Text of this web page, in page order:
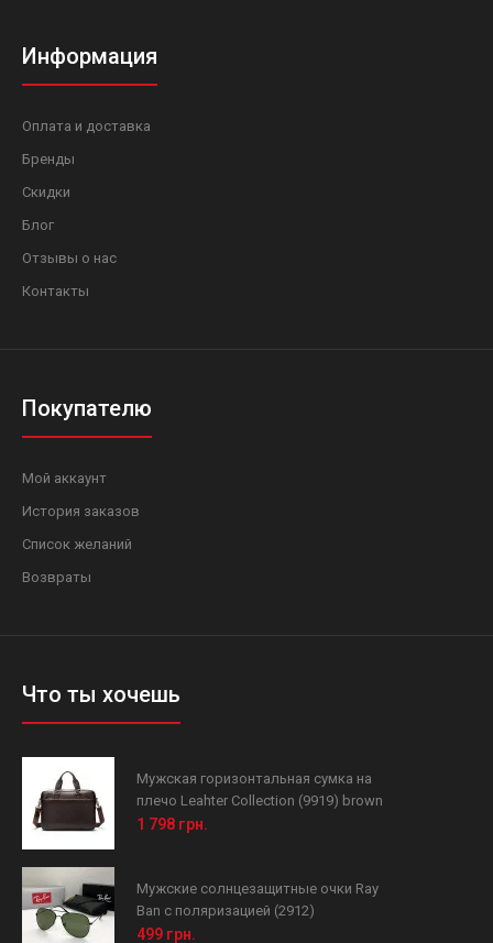
Информация
Оплата и доставка
Бренды
Скидки
Блог
Отзывы о нас
Контакты
Покупателю
Мой аккаунт
История заказов
Список желаний
Возвраты
Что ты хочешь
Мужская горизонтальная сумка на
плечо Leahter Collection (9919) brown
1 798 грн.
Мужские солнцезащитные очки Ray
Ban с поляризацией (2912)
499 грн.